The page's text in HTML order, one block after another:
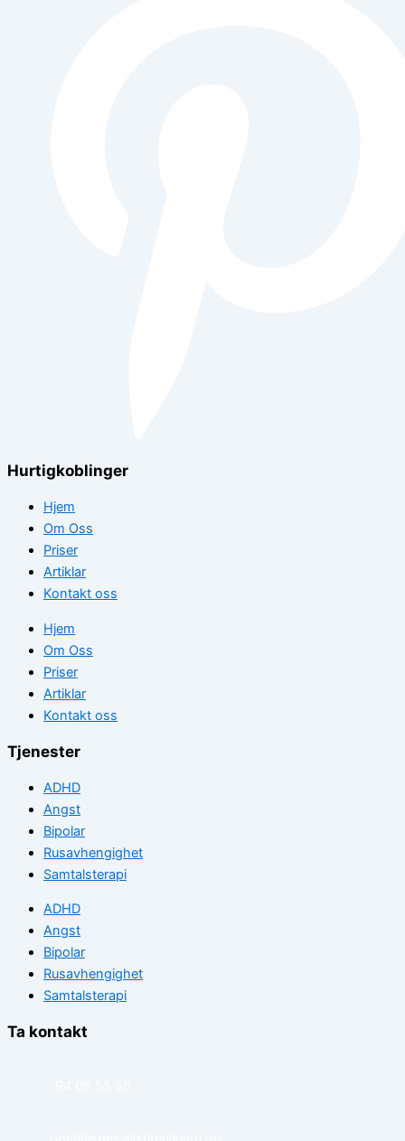
Hurtigkoblinger
Hjem
Om Oss
Priser
Artiklar
Kontakt oss
Hjem
Om Oss
Priser
Artiklar
Kontakt oss
Tjenester
ADHD
Angst
Bipolar
Rusavhengighet
Samtalsterapi
ADHD
Angst
Bipolar
Rusavhengighet
Samtalsterapi
Ta kontakt